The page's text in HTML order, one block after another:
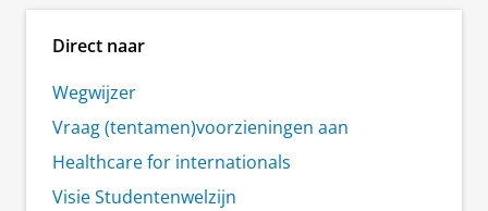
Direct naar
Wegwijzer
Vraag (tentamen)voorzieningen aan
Healthcare for internationals
Visie Studentenwelzijn